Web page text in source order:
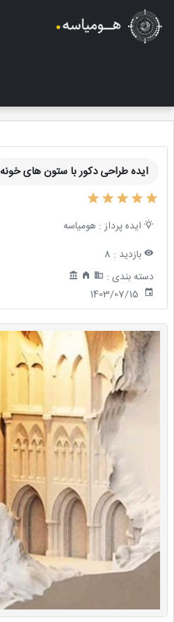
مجله هومیاسه
ایده طراحی دکور با ستون های خونه
ایده پرداز :هومیاسه
بازدید : 8
دسته بندی :
1403/07/15